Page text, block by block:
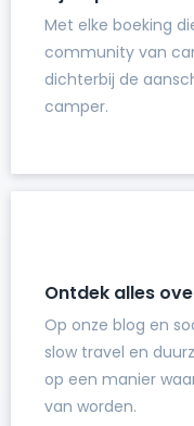
Met elke boeking
community van
dichterbij de
camper.
Ontdek alles
Op onze blog en
slow travel en
op een manier
van worden.